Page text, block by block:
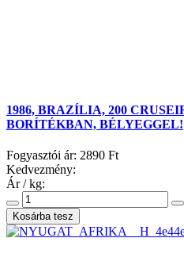
1986, BRAZÍLIA, 200
BORÍTÉKBAN, BÉLYEGGEL!
Fogyasztói ár: 2890 Ft
Kedvezmény:
Ár / kg: